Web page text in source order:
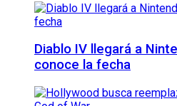
Diablo IV llegará a
conoce la fecha